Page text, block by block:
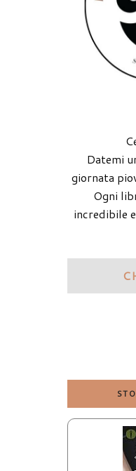
Datemi
giornata
Ogni
incredibile